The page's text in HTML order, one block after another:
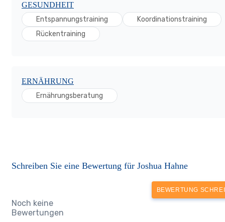
GESUNDHEIT
Entspannungstraining
Koordinationstraining
Rückentraining
ERNÄHRUNG
Ernährungsberatung
Schreiben Sie eine Bewertung für Joshua Hahne
BEWERTUNG
Noch keine
Bewertungen